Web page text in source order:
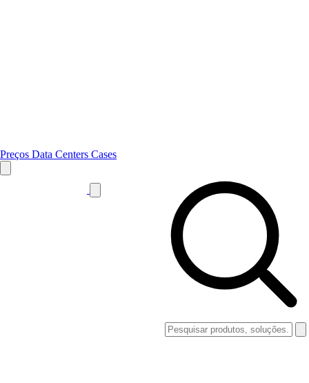
Preços Data Centers Cases